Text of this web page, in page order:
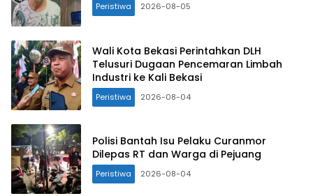
Peristiwa 2026-08-05
Wali Kota Bekasi Perintahkan DLH
Telusuri Dugaan Pencemaran Limbah
Industri ke Kali Bekasi
Peristiwa 2026-08-04
Polisi Bantah Isu Pelaku Curanmor
Dilepas RT dan Warga di Pejuang
Peristiwa 2026-08-04